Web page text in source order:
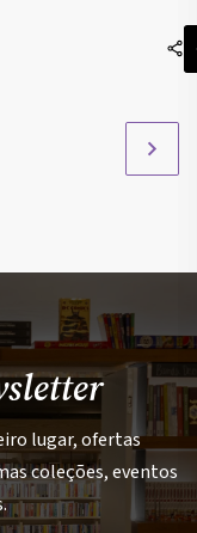
lugar, ofertas
coleções, eventos